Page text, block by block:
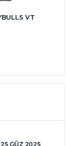
VT
GÜZ 2025